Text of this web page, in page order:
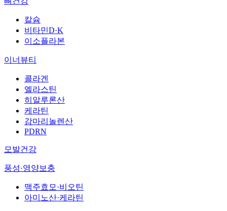
칼슘
비타민D·K
이소플라본
이너뷰티
콜라겐
엘라스틴
히알루론산
케라틴
감마리놀렌산
PDRN
모발건강
풍성·영양보충
맥주효모·비오틴
아미노산·케라틴